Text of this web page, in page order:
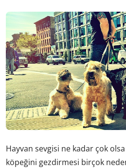
Hayvan sevgisi ne kadar çok
köpeğini gezdirmesi birçok